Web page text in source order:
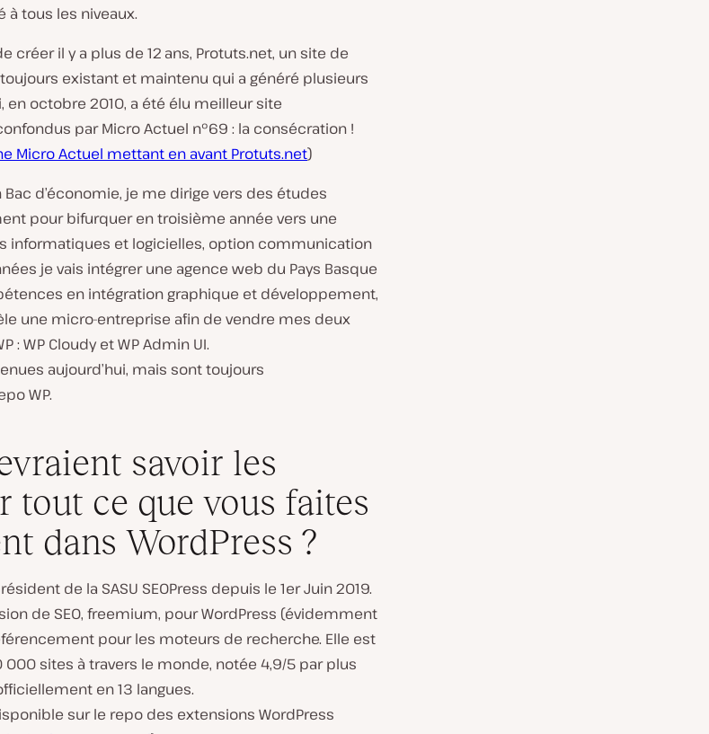
tous les niveaux.
créer il y a plus de 12 ans, Protuts.net, un site de
existant et maintenu qui a généré plusieurs
en octobre 2010, a été élu meilleur site
par Micro Actuel n°69 : la consécration !
Micro Actuel mettant en avant Protuts.net)
d’économie, je me dirige vers des études
pour bifurquer en troisième année vers une
informatiques et logicielles, option communication
je vais intégrer une agence web du Pays Basque
en intégration graphique et développement,
une micro-entreprise afin de vendre mes deux
: WP Cloudy et WP Admin UI.
aujourd’hui, mais sont toujours
WP.
savoir les
tout ce que vous faites
dans WordPress ?
de la SASU SEOPress depuis le 1er Juin 2019.
de SEO, freemium, pour WordPress (évidemment
pour les moteurs de recherche. Elle est
sites à travers le monde, notée 4,9/5 par plus
en 13 langues.
sur le repo des extensions WordPress